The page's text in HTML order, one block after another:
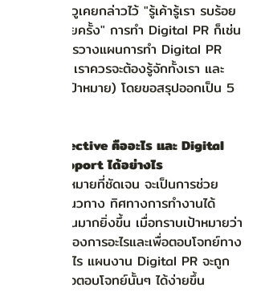
อย่างที่ ซุนวูเคยกล่าวไว้ "รู้เค้ารู้เรา รบร้อย
ครั้งชนะร้อยครั้ง" การทำ Digital PR ก็เช่น
กัน ก่อนการวางแผนการทำ Digital PR
Strategy เราควรจะต้องรู้จักทั้งเรา และ
เขา​ (กลุ่มเป้าหมาย) โดยขอสรุปออกเป็น 5
Main objective คืออะไร และ Digital
PR จะ support ได้อย่างไร
การตั้งเป้าหมายที่ชัดเจน จะเป็นการช่วย
ทำให้วางแนวทาง ทิศทางการทำงานได้
อย่างชัดเจนมากยิ่งขึ้น เมื่อทราบเป้าหมายว่า
งานนั้นๆ ต้องการอะไรและเพื่อตอบโจทย์ทาง
ธุรกิจอย่างไร แผนงาน Digital PR จะถูก
สร้างมาเพื่อตอบโจทย์นั้นๆ ได้ง่ายขึ้น